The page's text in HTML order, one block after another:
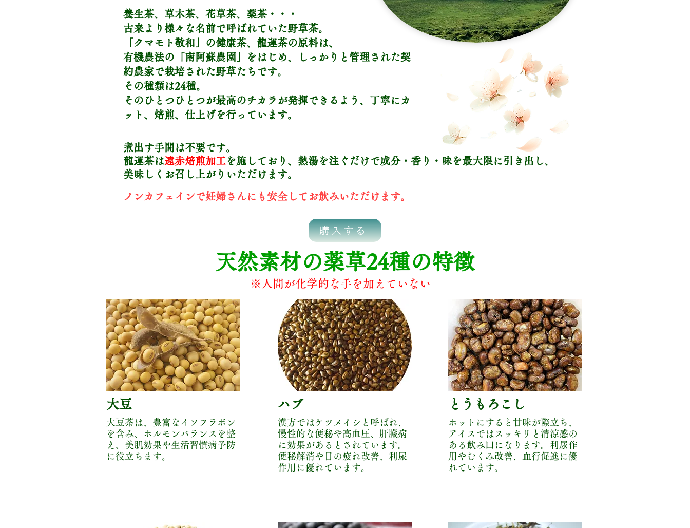
養生茶、草木茶、花草茶、薬茶・・・
古来より様々な名前で呼ばれていた野草茶。
「クマモト敬和」の健康茶、龍運茶の原料は、
有機農法の「南阿蘇農園」をはじめ、しっかりと管理された契
約農家で栽培された野草たちです。
その種類は24種。
そのひとつひとつが最高のチカラが発揮できるよう、丁寧にカ
ット、焙煎、仕上げを行っています。
煮出す手間は不要です。
龍運茶は遠赤焙煎加工 を施しており、熱湯を注ぐだけで成分・香り・味を最大限に引き出し、
美味しくお召し上がりいただけます。
​ノンカフェインで妊婦さんにも安全してお飲みいただけます。
購入する
天然素材の薬草24種の特徴
※人間が化学的な手を加えていない
大豆
大豆茶は、豊富なイソフラボン
を含み、ホルモンバランスを整
え、美肌効果や生活習慣病予防
に役立ちます。
ハブ
漢方ではケツメイシと呼ばれ、
慢性的な便秘や高血圧、肝臓病
に効果があるとされています。
便秘解消や目の疲れ改善、利尿
作用に優れています。
とうもろこし
ホットにすると甘味が際立ち、
アイスではスッキリと清涼感の
ある飲み口になります。利尿作
用やむくみ改善、血行促進に優
れています。